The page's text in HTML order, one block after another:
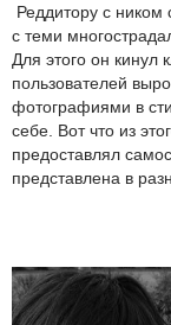
Реддитору с ником
с теми
Для этого он
пользователей
фотографиями в
себе. Вот что из
предоставлял
представлена в